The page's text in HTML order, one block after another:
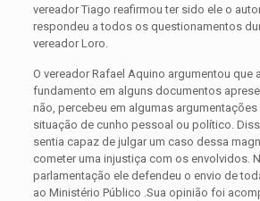
vereador Tiago reafirmou ter sido ele o
respondeu a todos os questionamentos
vereador Loro.
O vereador Rafael Aquino argumentou que
fundamento em alguns documentos
não, percebeu em algumas argumentações
situação de cunho pessoal ou político.
sentia capaz de julgar um caso dessa
cometer uma injustiça com os envolvidos.
parlamentação ele defendeu o envio de
ao Ministério Público .Sua opinião foi